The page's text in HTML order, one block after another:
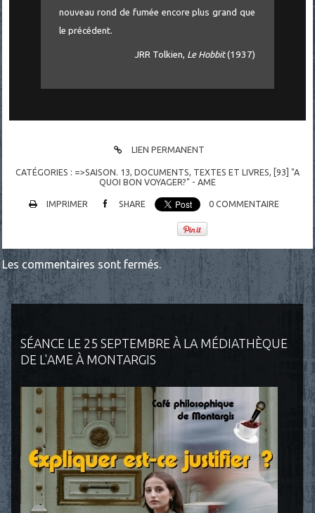
SÉANCE LE 25 SEPTEMBRE À LA MÉDIATHÈQUE
DE L'AME À MONTARGIS
nouveau rond de fumée encore plus grand que
le précédent.
JRR Tolkien, Le Hobbit(1937)
LIEN PERMANENT
CATÉGORIES : =>SAISON. 13, DOCUMENTS, TEXTES ET LIVRES, [93] "A
QUOI BON VOYAGER?" - AME
IMPRIMER SHARE 0 COMMENTAIRE
Les commentaires sont fermés.